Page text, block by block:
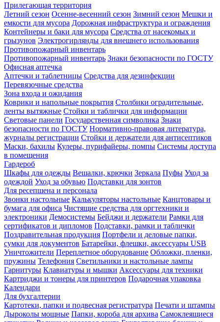
Прилегающая территория
Летний сезон Осенне-весенний сезон Зимний сезон Мешки и
емкости для мусора Дорожная инфраструктура и ограждения
Контейнеры и баки для мусора Средства от насекомых и
грызунов Электрогирлянды для внешнего использования
Противопожарный инвентарь
Противопожарный инвентарь Знаки безопасности по ГОСТУ
Офисная аптечка
Аптечки и таблетницы Средства для дезинфекции
Перевязочные средства
Зона входа и ожидания
Коврики и напольные покрытия Столбики оградительные,
ленты вытяжные Стойки и таблички для информации
Световые панели Государственная символика Знаки
безопасности по ГОСТУ Нормативно-правовая литература,
журналы регистрации Стойки и держатели для антисептиков
Маски, бахилы Кулеры, пурифайеры, помпы Системы доступа
в помещения
Гардероб
Шкафы для одежды Вешалки, крючки Зеркала Пуфы Уход за
одеждой Уход за обувью Подставки для зонтов
Для ресепшена и персонала
Звонки настольные Калькуляторы настольные Канцтовары и
бумага для офиса Чистящие средства для оргтехники и
электроники Демосистемы Бейджи и держатели Рамки для
сертификатов и дипломов Подставки, рамки и таблички
Поздравительная продукция Портфели и деловые папки,
сумки для документов Батарейки, флешки, аксессуары USB
Уничтожители Переплетное оборудование Обложки, пленки,
пружины Телефония Светильники и настольные лампы
Гарнитуры Клавиатуры и мышки Аксессуары для техники
Картриджи и тонеры для принтеров Подарочная упаковка
Календари
Для бухгалтерии
Картотеки, папки и подвесная регистратура Печати и штампы
Дыроколы мощные Папки, короба для архива Самоклеящиеся